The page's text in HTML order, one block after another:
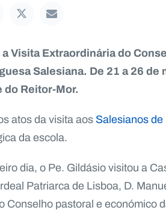
Visita Extraordinária do
Salesiana. De 21 a 26
Reitor-Mor.
atos da visita aosSalesianos
da escola.
dia, o Pe. Gildásio visitou a
Patriarca de Lisboa, D.
Conselho pastoral e económico